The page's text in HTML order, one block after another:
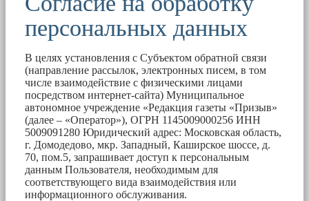
персональных данных
В целях установления с Субъектом обратной связи
(направление рассылок, электронных писем, в том
числе взаимодействие с физическими лицами
посредством интернет-сайта) Муниципальное
автономное учреждение «Редакция газеты «Призыв»
(далее – «Оператор»), ОГРН 1145009000256 ИНН
5009091280 Юридический адрес: Московская область,
г. Домодедово, мкр. Западный, Каширское шоссе, д.
70, пом.5, запрашивает доступ к персональным
данным Пользователя, необходимым для
соответствующего вида взаимодействия или
информационного обслуживания.